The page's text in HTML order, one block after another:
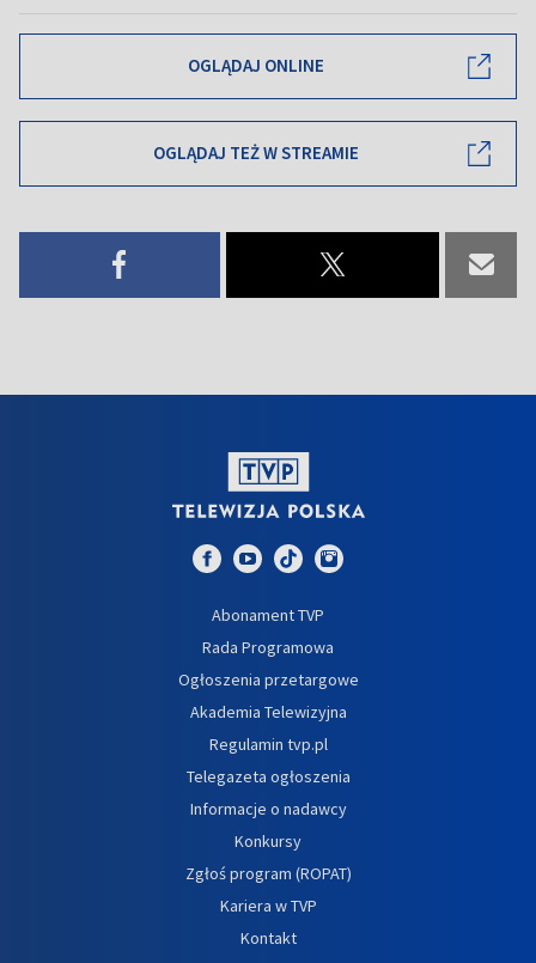
OGLĄDAJ ONLINE
OGLĄDAJ TEŻ W STREAMIE
Abonament TVP
Rada Programowa
Ogłoszenia przetargowe
Akademia Telewizyjna
Regulamin tvp.pl
Telegazeta ogłoszenia
Informacje o nadawcy
Konkursy
Zgłoś program (ROPAT)
Kariera w TVP
Kontakt